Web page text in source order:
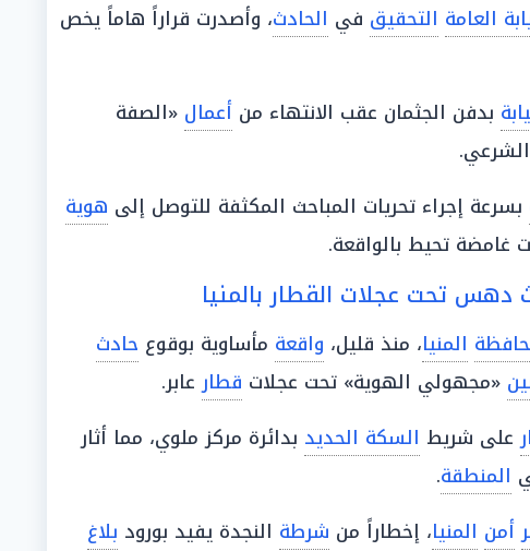
العامة التحقيق في الحادث، وأصدرت قراراً هاماً يخص
بدفن الجثمان عقب الانتهاء من أعمال «الصفة
بسرعة إجراء تحريات المباحث المكثفة للتوصل إلى هوية
تحيط بالواقعة.
تحت عجلات القطار بالمنيا
المنيا، منذ قليل، واقعة مأساوية بوقوع حادث
«مجهولي الهوية» تحت عجلات قطارعابر.
على شريط السكة الحديد بدائرة مركز ملوي، مما أثار
المنطقة.
أمن المنيا، إخطاراً من شرطة النجدة يفيد بورود بلاغ